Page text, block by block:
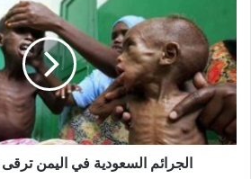
الجرائم السعودية في اليمن